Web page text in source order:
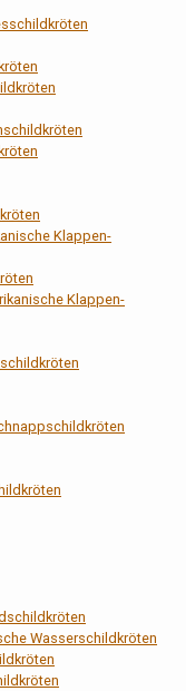
Klappen-
Klappen-
Wasserschildkröten